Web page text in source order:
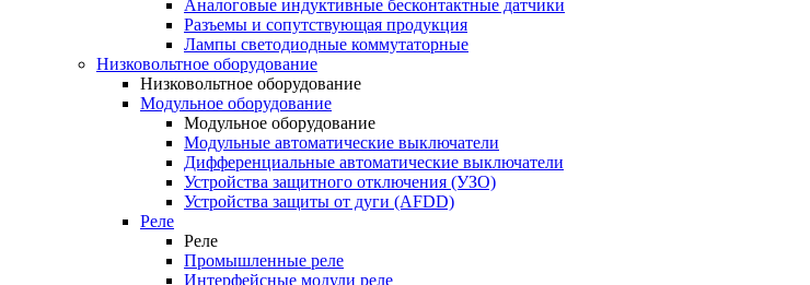
Аналоговые индуктивные бесконтактные датчики
Разъемы и сопутствующая продукция
Лампы светодиодные коммутаторные
Низковольтное оборудование
Низковольтное оборудование
Модульное оборудование
Модульное оборудование
Модульные автоматические выключатели
Дифференциальные автоматические выключатели
Устройства защитного отключения (УЗО)
Устройства защиты от дуги (AFDD)
Реле
Реле
Промышленные реле
Интерфейсные модули реле